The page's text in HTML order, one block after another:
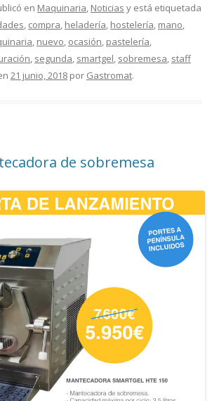
en Maquinaria, Noticias y está etiquetada
, compra, heladería, hostelería, mano,
, nuevo, ocasión, pastelería,
, segunda, smartgel, sobremesa, staff
21 junio, 2018 por Gastromat.
de sobremesa